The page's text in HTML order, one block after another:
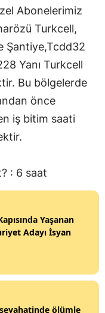
Abonelerimiz
Turkcell,
Şantiye,Tcdd32
Yanı Turkcell
Bu bölgelerde
önce
iş bitim saati
: 6 saat
Yaşanan
Adayı İsyan
ölümle